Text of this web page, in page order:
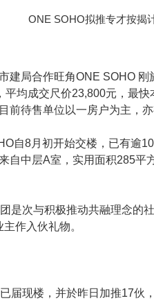
ONE SOHO拟推专才按揭
建局合作旺角ONE SOHO
平均成交尺价23,800元，最
前待售单位以一房户为主，
自8月初开始交楼，已有逾
自中层A室，实用面积285平
是次与积极推动共融理念的
作入伙礼物。
届现楼，并於昨日加推17